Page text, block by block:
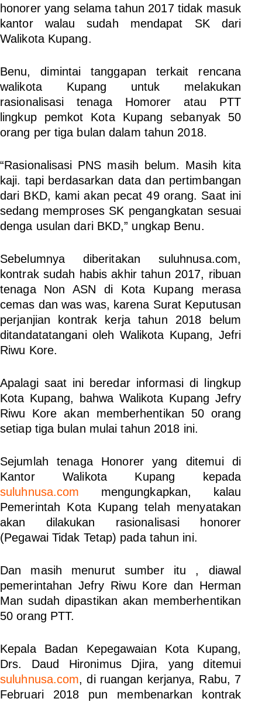
honorer yang selama tahun 2017 tidak masuk
kantor walau sudah mendapat SK dari
Walikota Kupang.
Benu, dimintai tanggapan terkait rencana
walikota Kupang untuk melakukan
rasionalisasi tenaga Homorer atau PTT
lingkup pemkot Kota Kupang sebanyak 50
orang per tiga bulan dalam tahun 2018.
“Rasionalisasi PNS masih belum. Masih kita
kaji. tapi berdasarkan data dan pertimbangan
dari BKD, kami akan pecat 49 orang. Saat ini
sedang memproses SK pengangkatan sesuai
denga usulan dari BKD,” ungkap Benu.
Sebelumnya diberitakan suluhnusa.com,
kontrak sudah habis akhir tahun 2017, ribuan
tenaga Non ASN di Kota Kupang merasa
cemas dan was was, karena Surat Keputusan
perjanjian kontrak kerja tahun 2018 belum
ditandatatangani oleh Walikota Kupang, Jefri
Riwu Kore.
Apalagi saat ini beredar informasi di lingkup
Kota Kupang, bahwa Walikota Kupang Jefry
Riwu Kore akan memberhentikan 50 orang
setiap tiga bulan mulai tahun 2018 ini.
Sejumlah tenaga Honorer yang ditemui di
Kantor Walikota Kupang kepada
suluhnusa.com mengungkapkan, kalau
Pemerintah Kota Kupang telah menyatakan
akan dilakukan rasionalisasi honorer
(Pegawai Tidak Tetap) pada tahun ini.
Dan masih menurut sumber itu , diawal
pemerintahan Jefry Riwu Kore dan Herman
Man sudah dipastikan akan memberhentikan
50 orang PTT.
Kepala Badan Kepegawaian Kota Kupang,
Drs. Daud Hironimus Djira, yang ditemui
suluhnusa.com,di ruangan kerjanya, Rabu, 7
Februari 2018 pun membenarkan kontrak